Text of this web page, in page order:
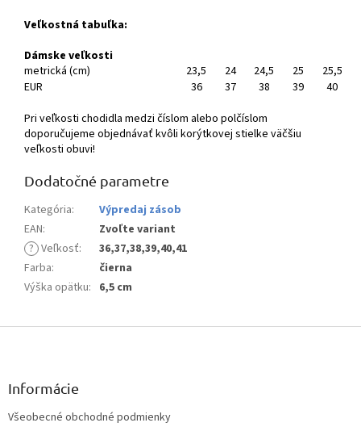
Veľkostná tabuľka:
Dámske veľkosti
metrická (cm)
23,5 24 24,5 25
25,5
EUR
36 37 38 39
40
Pri veľkosti chodidla medzi číslom alebo polčíslom
doporučujeme objednávať kvôli korýtkovej stielke väčšiu
veľkosti obuvi!
Dodatočné parametre
Kategória:
Výpredaj zásob
EAN:
Zvoľte variant
? Veľkosť:
36,37,38,39,40,41
Farba:
čierna
Výška opätku: 6,5 cm
Z
Informácie
Všeobecné obchodné podmienky